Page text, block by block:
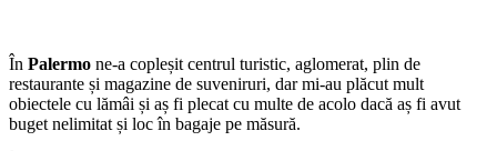
În Palermo ne-a copleșit centrul turistic, aglomerat, plin de
restaurante și magazine de suveniruri, dar mi-au plăcut mult
obiectele cu lămâi și aș fi plecat cu multe de acolo dacă aș fi avut
buget nelimitat și loc în bagaje pe măsură.